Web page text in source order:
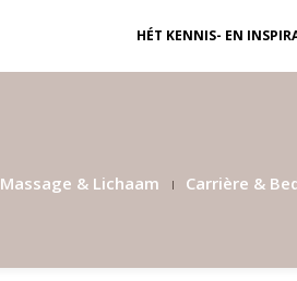
HÉT KENNIS- EN
Massage & Lichaam Carrière &